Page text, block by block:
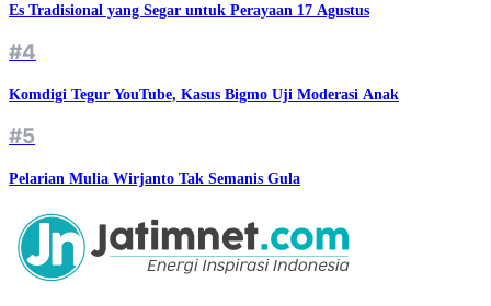
Es Tradisional yang Segar untuk Perayaan 17 Agustus
#4
Komdigi Tegur YouTube, Kasus Bigmo Uji Moderasi Anak
#5
Pelarian Mulia Wirjanto Tak Semanis Gula